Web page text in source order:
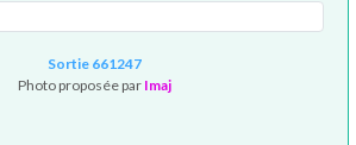
Sortie 661247
Photo proposée par Imaj